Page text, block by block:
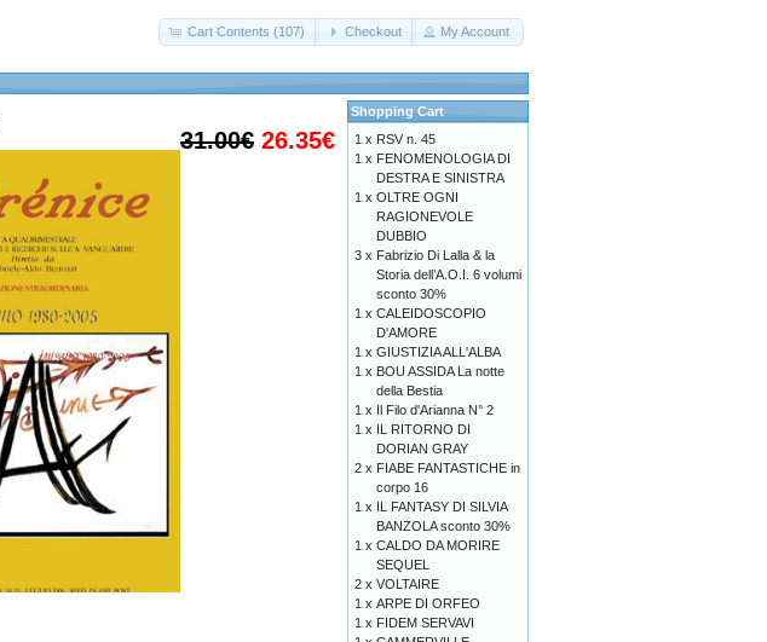
Cart Contents (107) Checkout My Account
31.00€ 26.35€
Shopping Cart
1 x RSV n. 45
1 x FENOMENOLOGIA DI
DESTRA E SINISTRA
1 x OLTRE OGNI
RAGIONEVOLE
DUBBIO
3 x Fabrizio Di Lalla & la
Storia dell’A.O.I. 6 volumi
sconto 30%
1 x CALEIDOSCOPIO
D'AMORE
1 x GIUSTIZIA ALL'ALBA
1 x BOU ASSIDA La notte
della Bestia
1 x Il Filo d'Arianna N° 2
1 x IL RITORNO DI
DORIAN GRAY
2 x FIABE FANTASTICHE in
corpo 16
1 x IL FANTASY DI SILVIA
BANZOLA sconto 30%
1 x CALDO DA MORIRE
SEQUEL
2 x VOLTAIRE
1 x ARPE DI ORFEO
1 x FIDEM SERVAVI